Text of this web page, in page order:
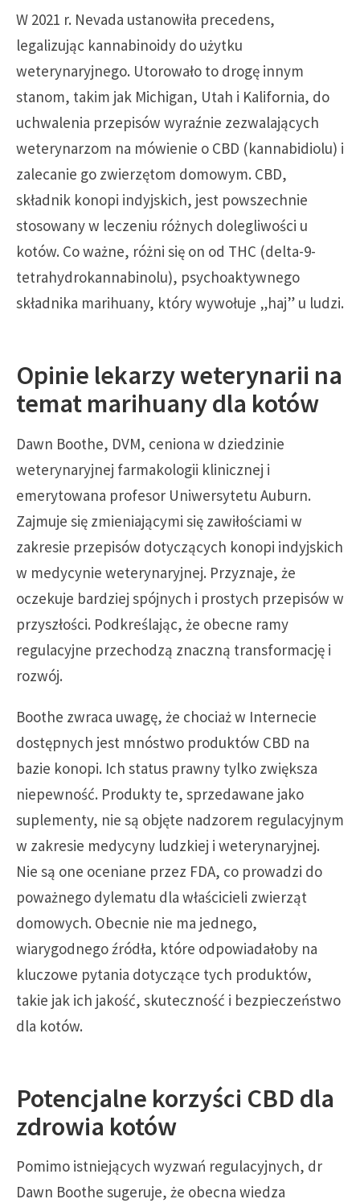
W 2021 r. Nevada ustanowiła precedens,
legalizując kannabinoidy do użytku
weterynaryjnego. Utorowało to drogę innym
stanom, takim jak Michigan, Utah i Kalifornia, do
uchwalenia przepisów wyraźnie zezwalających
weterynarzom na mówienie o CBD (kannabidiolu) i
zalecanie go zwierzętom domowym. CBD,
składnik konopi indyjskich, jest powszechnie
stosowany w leczeniu różnych dolegliwości u
kotów. Co ważne, różni się on od THC (delta-9-
tetrahydrokannabinolu), psychoaktywnego
składnika marihuany, który wywołuje „haj” u ludzi.
Opinie lekarzy weterynarii na
temat marihuany dla kotów
Dawn Boothe, DVM, ceniona w dziedzinie
weterynaryjnej farmakologii klinicznej i
emerytowana profesor Uniwersytetu Auburn.
Zajmuje się zmieniającymi się zawiłościami w
zakresie przepisów dotyczących konopi indyjskich
w medycynie weterynaryjnej. Przyznaje, że
oczekuje bardziej spójnych i prostych przepisów w
przyszłości. Podkreślając, że obecne ramy
regulacyjne przechodzą znaczną transformację i
rozwój.
Boothe zwraca uwagę, że chociaż w Internecie
dostępnych jest mnóstwo produktów CBD na
bazie konopi. Ich status prawny tylko zwiększa
niepewność. Produkty te, sprzedawane jako
suplementy, nie są objęte nadzorem regulacyjnym
w zakresie medycyny ludzkiej i weterynaryjnej.
Nie są one oceniane przez FDA, co prowadzi do
poważnego dylematu dla właścicieli zwierząt
domowych. Obecnie nie ma jednego,
wiarygodnego źródła, które odpowiadałoby na
kluczowe pytania dotyczące tych produktów,
takie jak ich jakość, skuteczność i bezpieczeństwo
dla kotów.
Potencjalne korzyści CBD dla
zdrowia kotów
Pomimo istniejących wyzwań regulacyjnych, dr
Dawn Boothe sugeruje, że obecna wiedza